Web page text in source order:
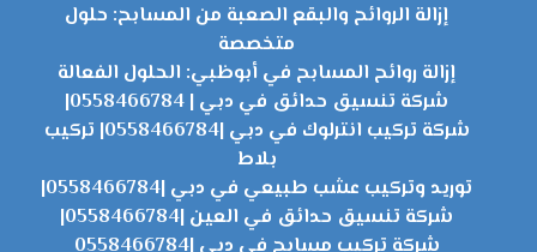
إزالة الروائح والبقع الصعبة من المسابح: حلول
متخصصة
إزالة روائح المسابح في أبوظبي: الحلول الفعالة
شركة تنسيق حدائق في دبي | 0558466784|
شركة تركيب انترلوك في دبي |0558466784| تركيب
بلاط
توريد وتركيب عشب طبيعي في دبي |0558466784|
شركة تنسيق حدائق في العين |0558466784|